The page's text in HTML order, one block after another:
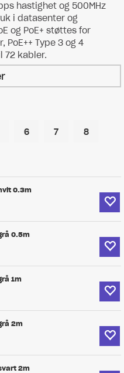
hastighet og 500MHz
i datasenter og
og PoE+ støttes for
Type 3 og 4
72 kabler.
6 7 8
0.3m
0.5m
1m
2m
2m